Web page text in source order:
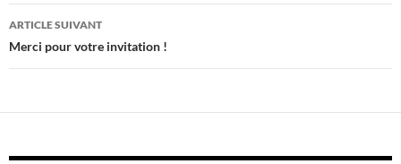
ARTICLE SUIVANT
Merci pour votre invitation !